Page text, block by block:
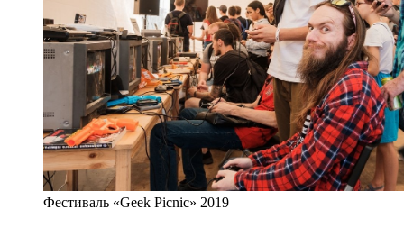
Фестиваль «Geek Picnic» 2019